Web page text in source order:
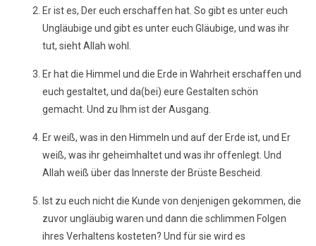
Er ist es, Der euch erschaffen hat. So gibt es unter euch
Ungläubige und gibt es unter euch Gläubige, und was ihr
tut, sieht Allah wohl.
Er hat die Himmel und die Erde in Wahrheit erschaffen und
euch gestaltet, und da(bei) eure Gestalten schön
gemacht. Und zu Ihm ist der Ausgang.
Er weiß, was in den Himmeln und auf der Erde ist, und Er
weiß, was ihr geheimhaltet und was ihr offenlegt. Und
Allah weiß über das Innerste der Brüste Bescheid.
Ist zu euch nicht die Kunde von denjenigen gekommen, die
zuvor ungläubig waren und dann die schlimmen Folgen
ihres Verhaltens kosteten? Und für sie wird es